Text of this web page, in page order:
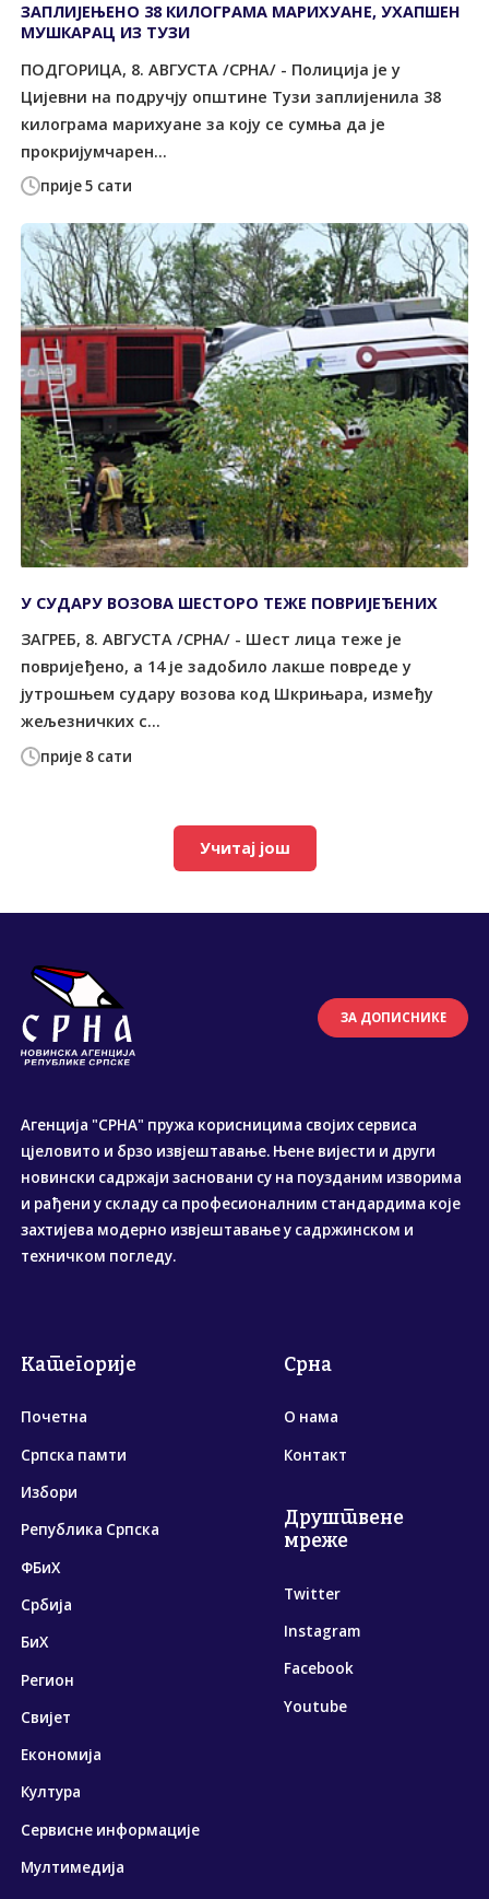
прије 5 сати
ЗАПЛИЈЕЊЕНО 38 КИЛОГРАМА МАРИХУАНЕ, УХАПШЕН
МУШКАРАЦ ИЗ ТУЗИ
ПОДГОРИЦА, 8. АВГУСТА /СРНА/ - Полиција је у
Цијевни на подручју општине Tузи заплијенила 38
килограма марихуане за коју се сумња да је
прокријумчарен...
прије 8 сати
У СУДАРУ ВОЗОВА ШЕСТОРО ТЕЖЕ ПОВРИЈЕЂЕНИХ
ЗАГРЕБ, 8. АВГУСТА /СРНА/ - Шест лица теже је
повријеђено, а 14 је задобило лакше повреде у
јутрошњем судару возова код Шкрињара, између
жељезничких с...
Учитај још
ЗА ДОПИСНИКЕ
Агенција "СРНА" пружа корисницима својих сервиса
цјеловито и брзо извјештавање. Њене вијести и други
новински садржаји засновани су на поузданим изворима
и рађени у складу са професионалним стандардима које
захтијева модерно извјештавање у садржинском и
техничком погледу.
Категорије
Почетна
Српска памти
Избори
Република Српска
ФБиХ
Србија
БиХ
Регион
Свијет
Економија
Култура
Сервисне информације
Мултимедија
Срна
О нама
Контакт
Друштвене
мреже
Twitter
Instagram
Facebook
Youtube